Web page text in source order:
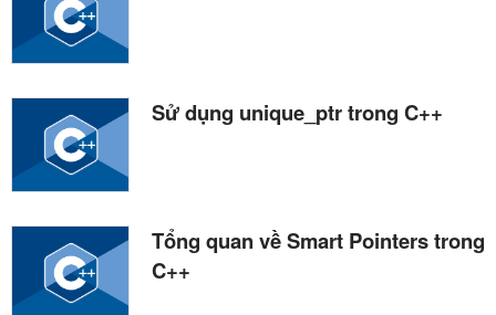
Sử dụng unique_ptr trong C++
Tổng quan về Smart Pointers trong
C++